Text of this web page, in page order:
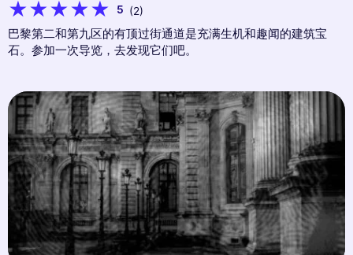
5 (2)
巴黎第二和第九区的有顶过街通道是充满生机和趣闻的建筑宝
石。参加一次导览，去发现它们吧。